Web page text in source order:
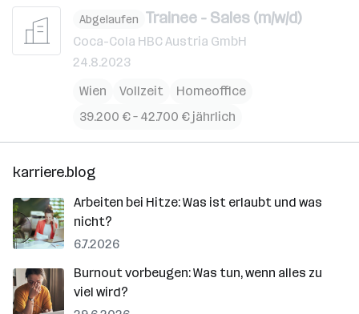
Abgelaufen Trainee - Sales (m/w/d)
Coca-Cola HBC Austria GmbH
24.8.2023
Wien
Vollzeit
Homeoffice
39.200 € – 42.700 € jährlich
karriere.blog
Arbeiten bei Hitze: Was ist erlaubt und was
nicht?
6.7.2026
Burnout vorbeugen: Was tun, wenn alles zu
viel wird?